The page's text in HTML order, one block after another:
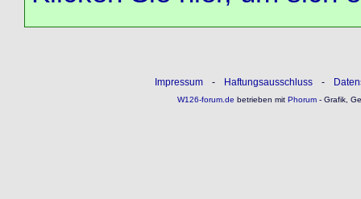
Impressum - Haftungsausschluss -
W126-forum.de betrieben mitPhorum- Grafik,